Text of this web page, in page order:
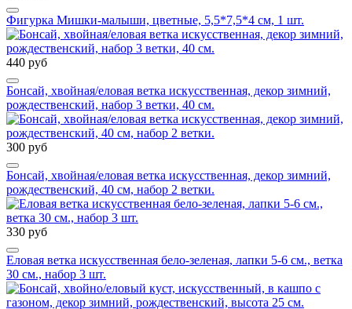
Фигурка Мишки-малыши, цветные, 5,5*7,5*4 см, 1 шт.
440 руб
Бонсай, хвойная/еловая ветка искусственная, декор зимний,
рождественский, набор 3 ветки, 40 см.
300 руб
Бонсай, хвойная/еловая ветка искусственная, декор зимний,
рождественский, 40 см, набор 2 ветки.
330 руб
Еловая ветка искусственная бело-зеленая, лапки 5-6 см., ветка
30 см., набор 3 шт.